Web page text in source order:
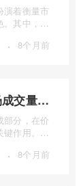
演着衡量市
。其中，上
· 8个月前
期货市场成交量(期货市场成交量萎缩)
部分，在价
键作用。近
· 8个月前